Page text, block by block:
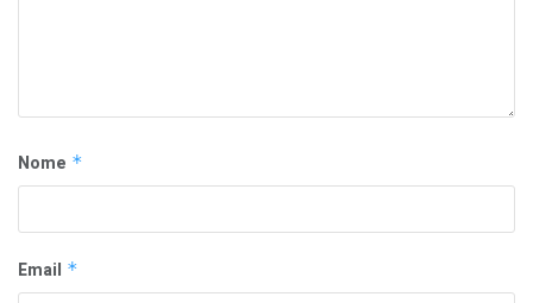
Nome *
Email *